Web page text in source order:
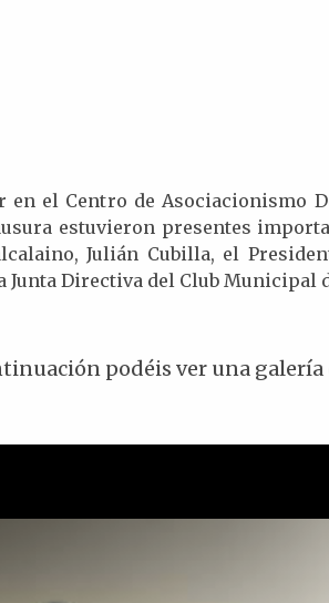
en el Centro de Asociacionismo
estuvieron presentes
Julián Cubilla, el
Junta Directiva del Club Municipal
podéis ver una galería